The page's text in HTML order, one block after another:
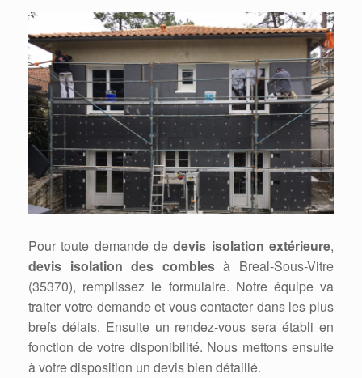
Pour toute demande dedevis isolation extérieure,
devis isolation des comblesà Breal-Sous-Vitre
(35370), remplissez le formulaire. Notre équipe va
traiter votre demande et vous contacter dans les plus
brefs délais. Ensuite un rendez-vous sera établi en
fonction de votre disponibilité. Nous mettons ensuite
à votre disposition un devis bien détaillé.